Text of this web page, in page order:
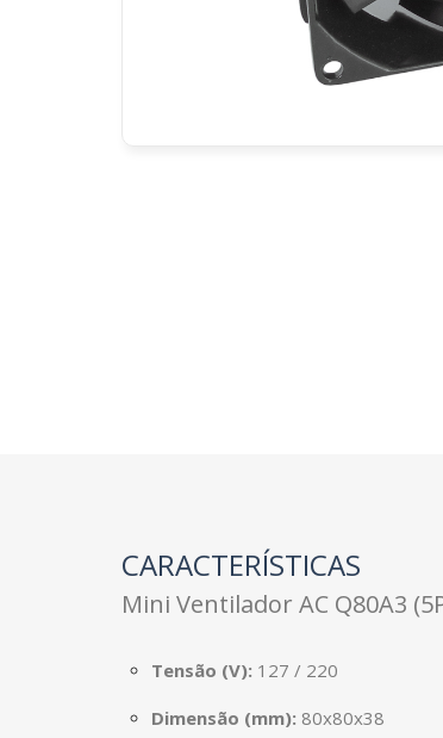
CARACTERÍSTICAS
Mini Ventilador AC Q80A3
Tensão (V): 127 / 220
Dimensão (mm): 80x80x38